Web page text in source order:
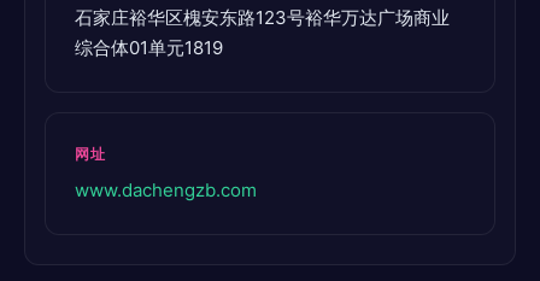
石家庄裕华区槐安东路123号裕华万达广场商业
综合体01单元1819
网址
www.dachengzb.com